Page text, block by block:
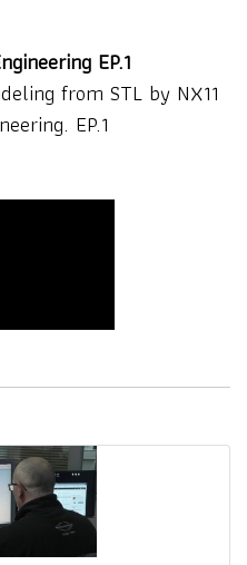
EP.1
from STL by NX11
EP.1